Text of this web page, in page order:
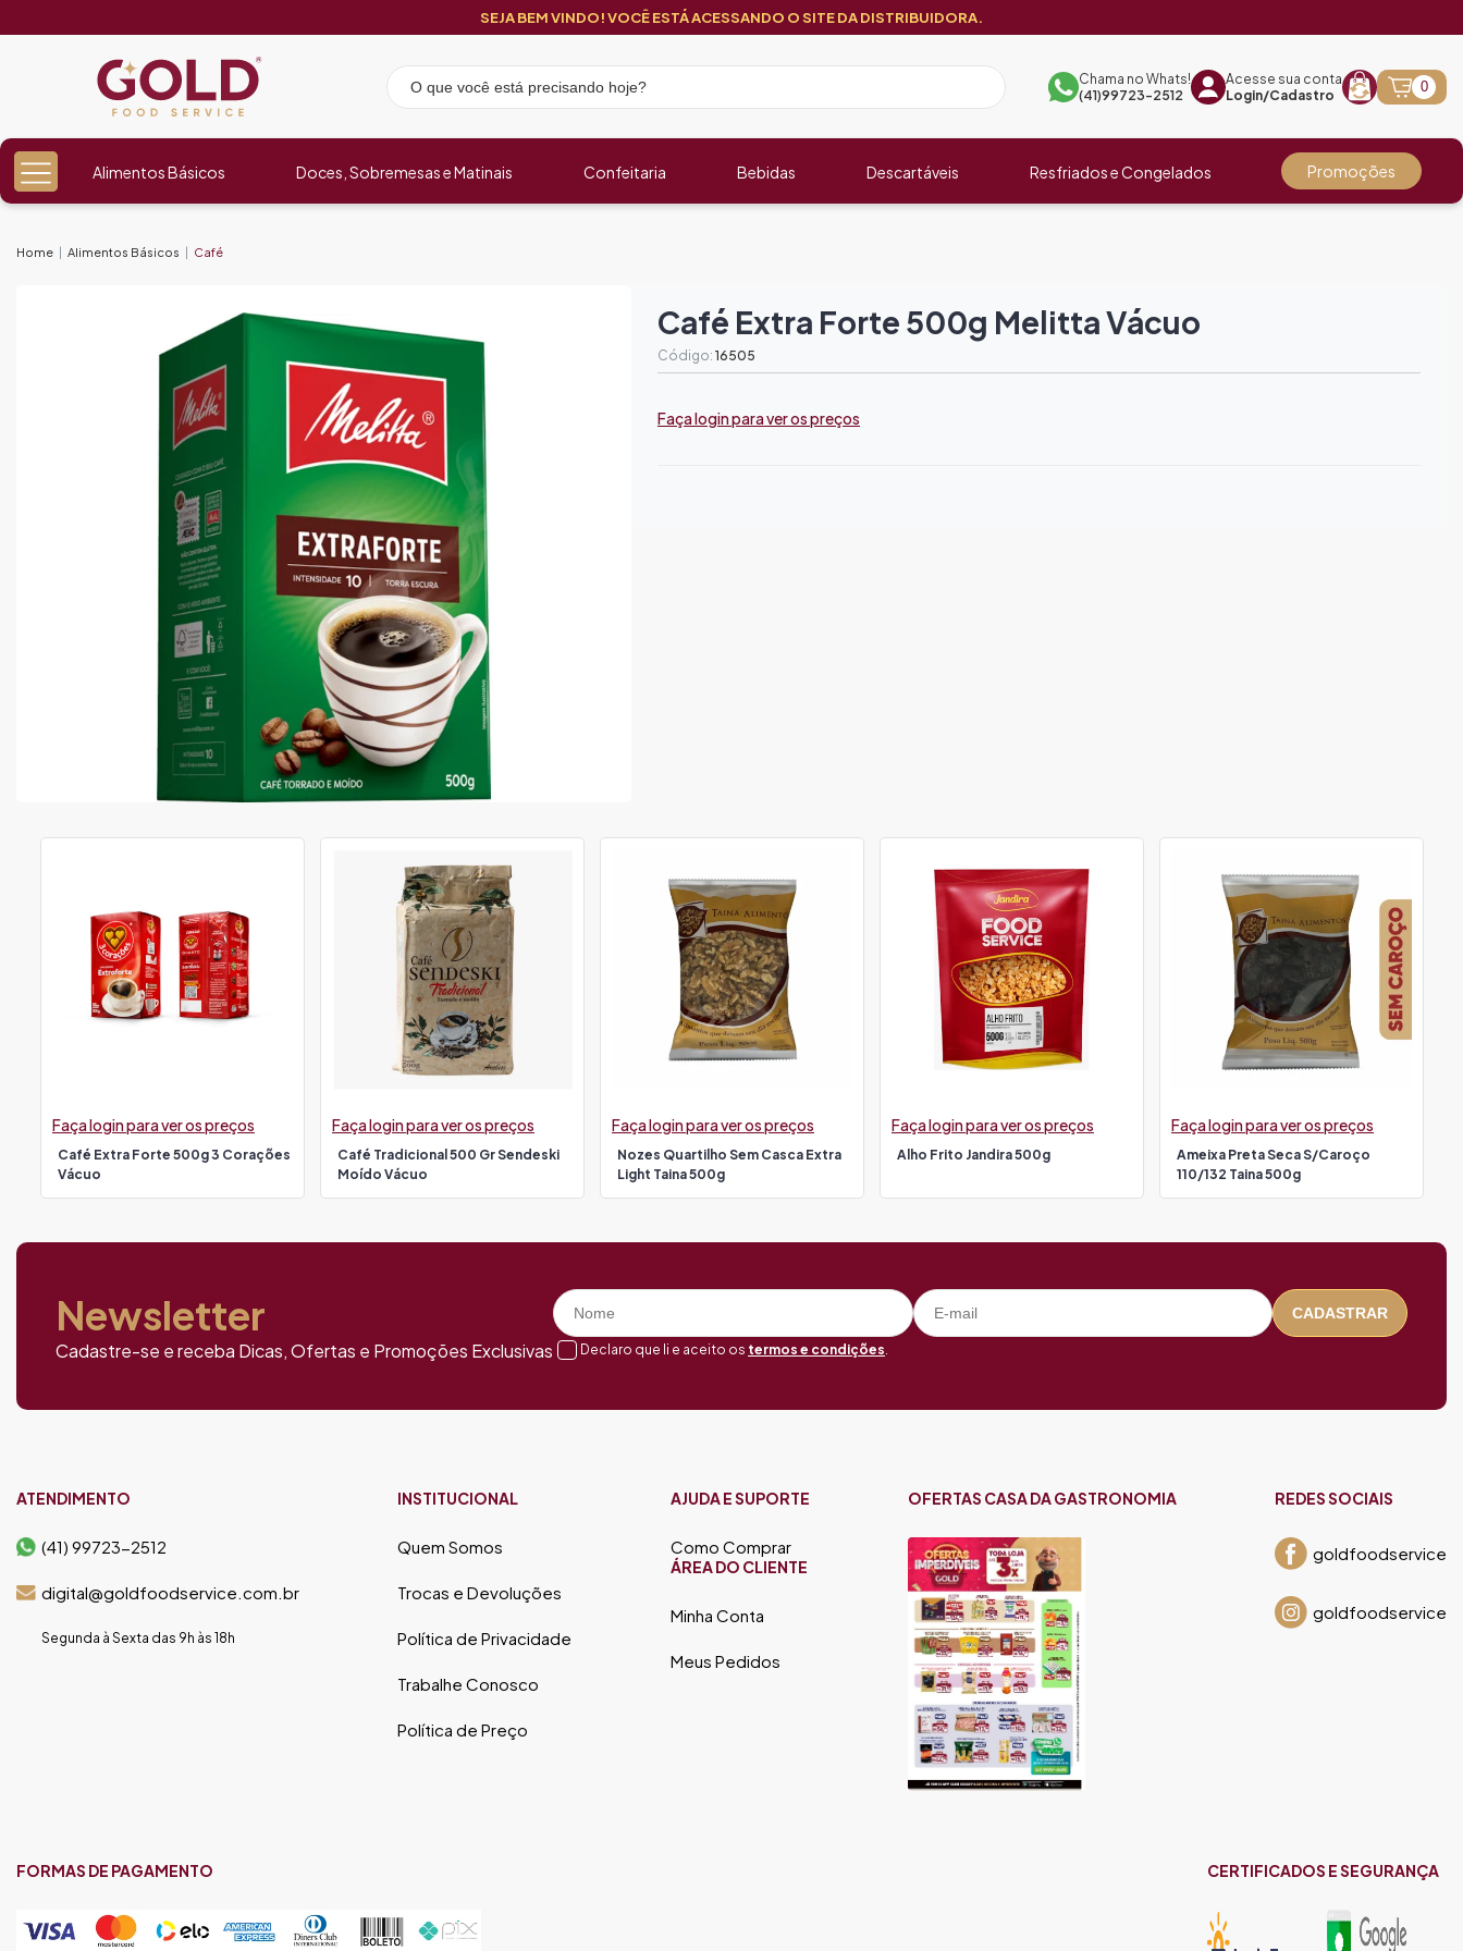
SEJA BEM VINDO! VOCÊ ESTÁ ACESSANDO O SITE DA DISTRIBUIDORA.
Chama no Whats!
(41)99723-2512
Acesse sua conta
Login/Cadastro
0
Alimentos Básicos Doces, Sobremesas e Matinais Confeitaria Bebidas Descartáveis Resfriados e Congelados Promoções
Home Alimentos Básicos Café
Café Extra Forte 500g Melitta Vácuo
Código: 16505
Faça login para ver os preços
Café Extra Forte 500g 3 Corações
Vácuo
Faça login para ver os preços
Café Tradicional 500 Gr Sendeski
Moído Vácuo
Faça login para ver os preços
Nozes Quartilho Sem Casca Extra
Light Taina 500g
Faça login para ver os preços
Alho Frito Jandira 500g
Faça login para ver os preços
Ameixa Preta Seca S/caroço
110/132 Taina 500g
Faça login para ver os preços
Newsletter
Cadastre-se e receba Dicas, Ofertas e Promoções Exclusivas
CADASTRAR
Declaro que li e aceito os termos e condições.
ATENDIMENTO
(41) 99723-2512
digital@goldfoodservice.com.br
Segunda à Sexta das 9h às 18h
INSTITUCIONAL
Quem Somos
Trocas e Devoluções
Política de Privacidade
Trabalhe Conosco
Política de Preço
AJUDA E SUPORTE
Como Comprar
ÁREA DO CLIENTE
Minha Conta
Meus Pedidos
OFERTAS CASA DA GASTRONOMIA REDES SOCIAIS
goldfoodservice
goldfoodservice
FORMAS DE PAGAMENTO CERTIFICADOS E SEGURANÇA